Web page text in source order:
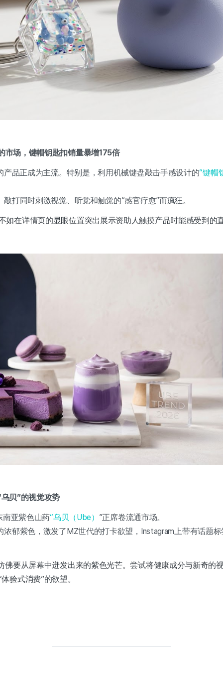
市场，键帽钥匙扣销量暴增175倍
产品正成为主流。特别是，利用机械键盘敲击手感设计的“键帽
打同时刺激视觉、听觉和触觉的“感官疗愈”而疯狂。
如在详情页的显眼位置突出展示资助人触摸产品时能感受到的
贝”的视觉攻势
南亚紫色山药“乌贝（Ube） ”正席卷流通市场。
浓郁紫色，激发了MZ世代的打卡欲望，Instagram上带有话题
佛要从屏幕中迸发出来的紫色光芒。尝试将健康成分与新奇的
验式消费”的欲望。